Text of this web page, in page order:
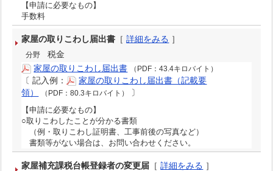
【申請に必要なもの】
手数料
家屋の取りこわし届出書 ［詳細をみる ］
分野
税金
家屋の取りこわし届出書
（PDF：43.4キロバイト）
〔記入例：
家屋の取りこわし届出書（記載要
領）
（PDF：80.3キロバイト） 〕
【申請に必要なもの】
○取りこわしたことが分かる書類
（例・取りこわし証明書、工事前後の写真など）
書類等がない場合は、お問い合わせください。
家屋補充課税台帳登録者の変更届 ［詳細をみる ］